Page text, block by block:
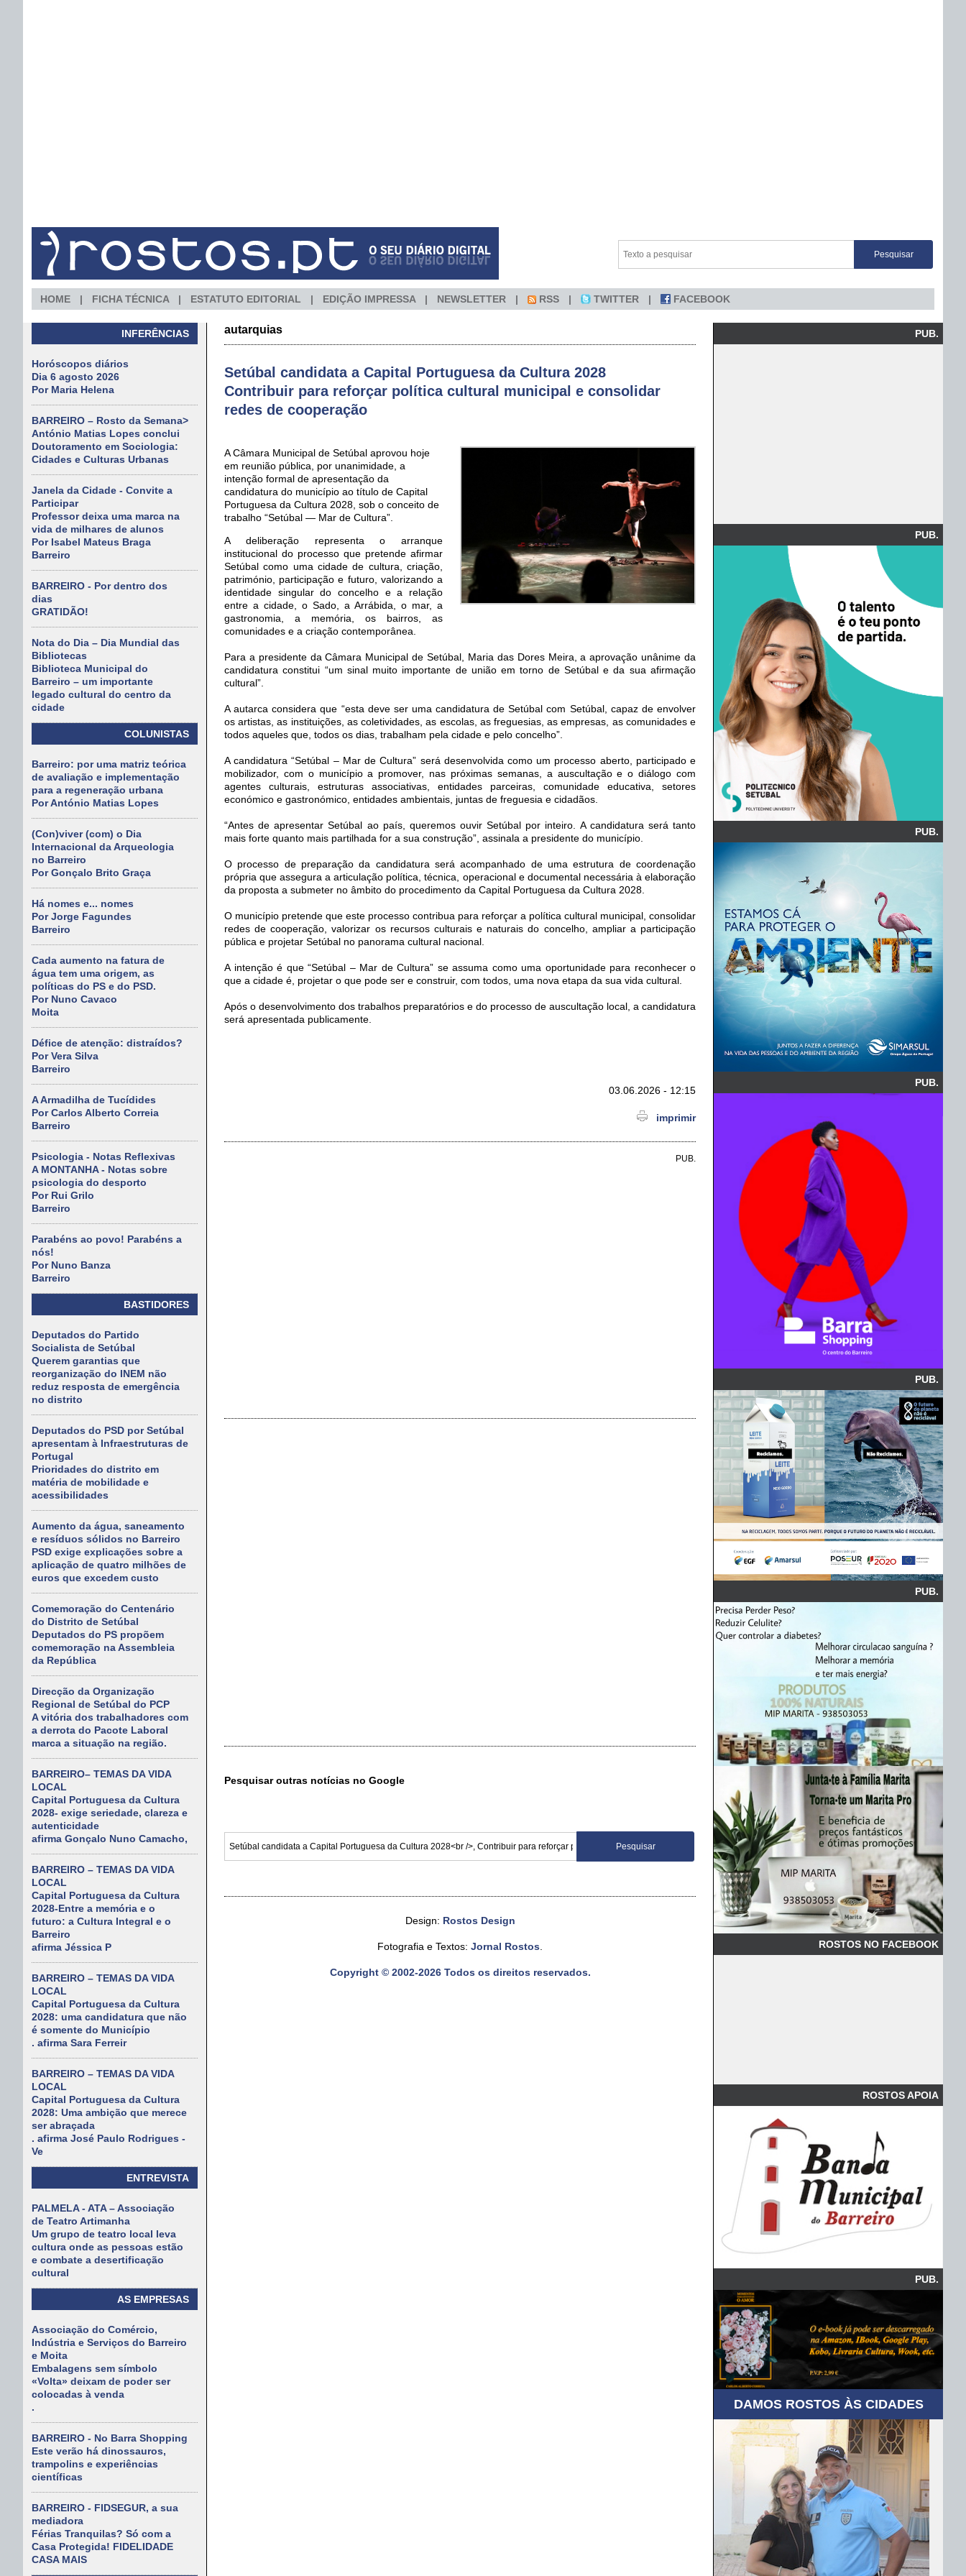
HOME FICHA TÉCNICA ESTATUTO EDITORIAL EDIÇÃO IMPRESSA NEWSLETTER RSS TWITTER FACEBOOK
INFERÊNCIAS
Horóscopos diários
Dia 6 agosto 2026
Por Maria Helena
BARREIRO – Rosto da Semana>
António Matias Lopes conclui
Doutoramento em Sociologia:
Cidades e Culturas Urbanas
Janela da Cidade - Convite a
Participar
Professor deixa uma marca na
vida de milhares de alunos
Por Isabel Mateus Braga
Barreiro
BARREIRO - Por dentro dos
dias
GRATIDÃO!
Nota do Dia – Dia Mundial das
Bibliotecas
Biblioteca Municipal do
Barreiro – um importante
legado cultural do centro da
cidade
COLUNISTAS
Barreiro: por uma matriz teórica
de avaliação e implementação
para a regeneração urbana
Por António Matias Lopes
(Con)viver (com) o Dia
Internacional da Arqueologia
no Barreiro
Por Gonçalo Brito Graça
Há nomes e... nomes
Por Jorge Fagundes
Barreiro
Cada aumento na fatura de
água tem uma origem, as
políticas do PS e do PSD.
Por Nuno Cavaco
Moita
Défice de atenção: distraídos?
Por Vera Silva
Barreiro
A Armadilha de Tucídides
Por Carlos Alberto Correia
Barreiro
Psicologia - Notas Reflexivas
A MONTANHA - Notas sobre
psicologia do desporto
Por Rui Grilo
Barreiro
Parabéns ao povo! Parabéns a
nós!
Por Nuno Banza
Barreiro
BASTIDORES
Deputados do Partido
Socialista de Setúbal
Querem garantias que
reorganização do INEM não
reduz resposta de emergência
no distrito
Deputados do PSD por Setúbal
apresentam à Infraestruturas de
Portugal
Prioridades do distrito em
matéria de mobilidade e
acessibilidades
Aumento da água, saneamento
e resíduos sólidos no Barreiro
PSD exige explicações sobre a
aplicação de quatro milhões de
euros que excedem custo
Comemoração do Centenário
do Distrito de Setúbal
Deputados do PS propõem
comemoração na Assembleia
da República
Direcção da Organização
Regional de Setúbal do PCP
A vitória dos trabalhadores com
a derrota do Pacote Laboral
marca a situação na região.
BARREIRO– TEMAS DA VIDA
LOCAL
Capital Portuguesa da Cultura
2028- exige seriedade, clareza e
autenticidade
afirma Gonçalo Nuno Camacho,
BARREIRO – TEMAS DA VIDA
LOCAL
Capital Portuguesa da Cultura
2028-Entre a memória e o
futuro: a Cultura Integral e o
Barreiro
afirma Jéssica P
BARREIRO – TEMAS DA VIDA
LOCAL
Capital Portuguesa da Cultura
2028: uma candidatura que não
é somente do Município
. afirma Sara Ferreir
BARREIRO – TEMAS DA VIDA
LOCAL
Capital Portuguesa da Cultura
2028: Uma ambição que merece
ser abraçada
. afirma José Paulo Rodrigues -
Ve
ENTREVISTA
PALMELA - ATA – Associação
de Teatro Artimanha
Um grupo de teatro local leva
cultura onde as pessoas estão
e combate a desertificação
cultural
AS EMPRESAS
Associação do Comércio,
Indústria e Serviços do Barreiro
e Moita
Embalagens sem símbolo
«Volta» deixam de poder ser
colocadas à venda
.
BARREIRO - No Barra Shopping
Este verão há dinossauros,
trampolins e experiências
científicas
BARREIRO - FIDSEGUR, a sua
mediadora
Férias Tranquilas? Só com a
Casa Protegida! FIDELIDADE
CASA MAIS
autarquias
Setúbal candidata a Capital Portuguesa da Cultura 2028
Contribuir para reforçar política cultural municipal e consolidar
redes de cooperação
A Câmara Municipal de Setúbal aprovou hoje
em reunião pública, por unanimidade, a
intenção formal de apresentação da
candidatura do município ao título de Capital
Portuguesa da Cultura 2028, sob o conceito de
trabalho “Setúbal — Mar de Cultura”.
A deliberação representa o arranque
institucional do processo que pretende afirmar
Setúbal como uma cidade de cultura, criação,
património, participação e futuro, valorizando a
identidade singular do concelho e a relação
entre a cidade, o Sado, a Arrábida, o mar, a
gastronomia, a memória, os bairros, as
comunidades e a criação contemporânea.
Para a presidente da Câmara Municipal de Setúbal, Maria das Dores Meira, a aprovação unânime da
candidatura constitui “um sinal muito importante de união em torno de Setúbal e da sua afirmação
cultural”.
A autarca considera que “esta deve ser uma candidatura de Setúbal com Setúbal, capaz de envolver
os artistas, as instituições, as coletividades, as escolas, as freguesias, as empresas, as comunidades e
todos aqueles que, todos os dias, trabalham pela cidade e pelo concelho”.
A candidatura “Setúbal – Mar de Cultura” será desenvolvida como um processo aberto, participado e
mobilizador, com o município a promover, nas próximas semanas, a auscultação e o diálogo com
agentes culturais, estruturas associativas, entidades parceiras, comunidade educativa, setores
económico e gastronómico, entidades ambientais, juntas de freguesia e cidadãos.
“Antes de apresentar Setúbal ao país, queremos ouvir Setúbal por inteiro. A candidatura será tanto
mais forte quanto mais partilhada for a sua construção”, assinala a presidente do município.
O processo de preparação da candidatura será acompanhado de uma estrutura de coordenação
própria que assegura a articulação política, técnica, operacional e documental necessária à elaboração
da proposta a submeter no âmbito do procedimento da Capital Portuguesa da Cultura 2028.
O município pretende que este processo contribua para reforçar a política cultural municipal, consolidar
redes de cooperação, valorizar os recursos culturais e naturais do concelho, ampliar a participação
pública e projetar Setúbal no panorama cultural nacional.
A intenção é que “Setúbal – Mar de Cultura” se assuma como uma oportunidade para reconhecer o
que a cidade é, projetar o que pode ser e construir, com todos, uma nova etapa da sua vida cultural.
Após o desenvolvimento dos trabalhos preparatórios e do processo de auscultação local, a candidatura
será apresentada publicamente.
03.06.2026 - 12:15
imprimir
PUB.
Pesquisar outras notícias no Google
Design: Rostos Design
Fotografia e Textos: Jornal Rostos
Copyright © 2002-2026 Todos os direitos reservados.
PUB.
PUB.
PUB.
PUB.
PUB.
PUB.
ROSTOS NO FACEBOOK
ROSTOS APOIA
PUB.
DAMOS ROSTOS ÀS CIDADES